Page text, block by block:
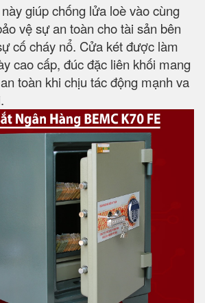
giúp chống lửa loè vào cùng
vệ sự an toàn cho tài sản bên
cố cháy nổ. Cửa két được làm
cao cấp, đúc đặc liên khối mang
toàn khi chịu tác động mạnh va